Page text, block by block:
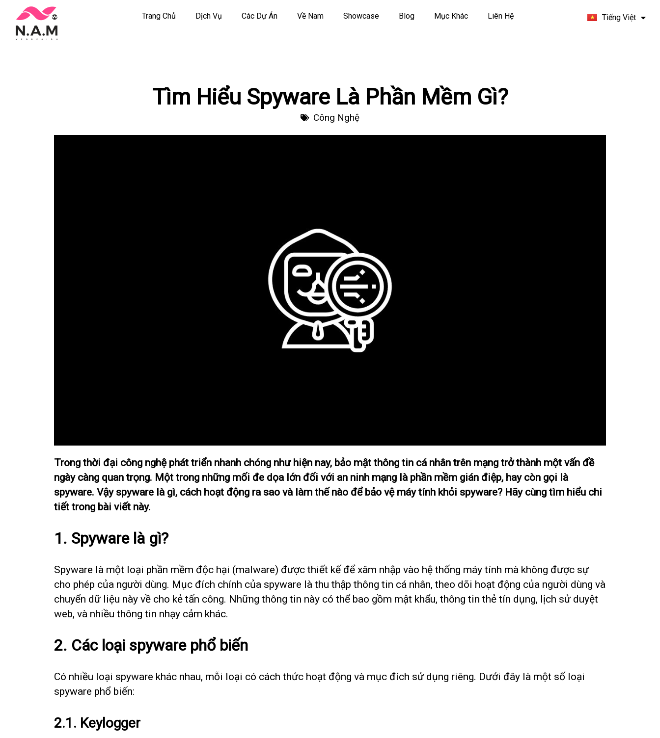
Chuyển
tới
Trang Chủ Dịch Vụ Các Dự Án Về Nam Showcase Blog Mục Khác Liên Hệ Tiếng Việt
Français
Tìm Hiểu Spyware Là Phần Mềm Gì?
Công Nghệ
Trong thời đại công nghệ phát triển nhanh chóng như hiện nay, bảo mật thông tin cá nhân trên mạng trở thành một vấn đề
ngày càng quan trọng. Một trong những mối đe dọa lớn đối với an ninh mạng là phần mềm gián điệp, hay còn gọi là
spyware. Vậy spyware là gì, cách hoạt động ra sao và làm thế nào để bảo vệ máy tính khỏi spyware? Hãy cùng tìm hiểu chi
tiết trong bài viết này.
1. Spyware là gì?
Spyware là một loại phần mềm độc hại (malware) được thiết kế để xâm nhập vào hệ thống máy tính mà không được sự
cho phép của người dùng. Mục đích chính của spyware là thu thập thông tin cá nhân, theo dõi hoạt động của người dùng và
chuyển dữ liệu này về cho kẻ tấn công. Những thông tin này có thể bao gồm mật khẩu, thông tin thẻ tín dụng, lịch sử duyệt
web, và nhiều thông tin nhạy cảm khác.
2. Các loại spyware phổ biến
Có nhiều loại spyware khác nhau, mỗi loại có cách thức hoạt động và mục đích sử dụng riêng. Dưới đây là một số loại
spyware phổ biến:
2.1. Keylogger